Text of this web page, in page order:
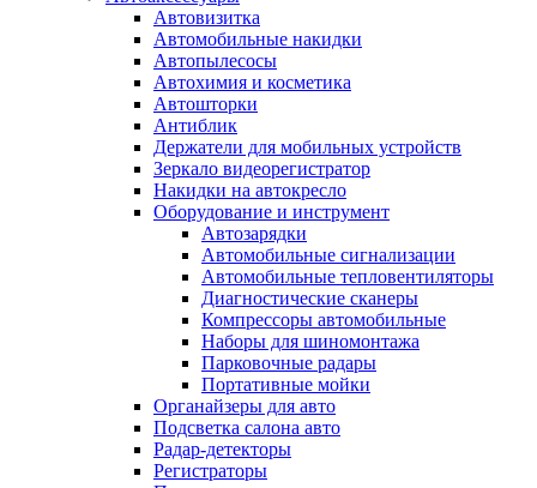
Автовизитка
Автомобильные накидки
Автопылесосы
Автохимия и косметика
Автошторки
Антиблик
Держатели для мобильных устройств
Зеркало видеорегистратор
Накидки на автокресло
Оборудование и инструмент
Автозарядки
Автомобильные сигнализации
Автомобильные тепловентиляторы
Диагностические сканеры
Компрессоры автомобильные
Наборы для шиномонтажа
Парковочные радары
Портативные мойки
Органайзеры для авто
Подсветка салона авто
Радар-детекторы
Регистраторы